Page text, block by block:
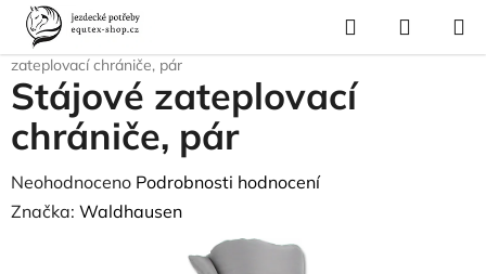
Přejít
obsah
Hledat
KOŠÍK
Domů
Pro koně
zateplovací chrániče, pár
Stájové zateplovací
chrániče, pár
Průměrné
hodnocení
Neohodnoceno Podrobnosti hodnocení
Značka: Waldhausen